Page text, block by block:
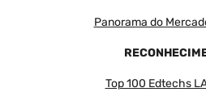
Panorama do
Top 100 Edtechs